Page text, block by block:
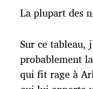
n
La plupart des
Sur ce tableau,
probablement
qui fit rage à